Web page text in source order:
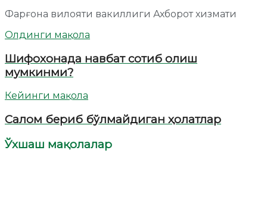
Фарғона вилояти вакиллиги Ахборот хизмати
Олдинги мақола
Шифохонада навбат сотиб олиш
мумкинми?
Кейинги мақола
Салом бериб бўлмайдиган ҳолатлар
Ўхшаш мақолалар